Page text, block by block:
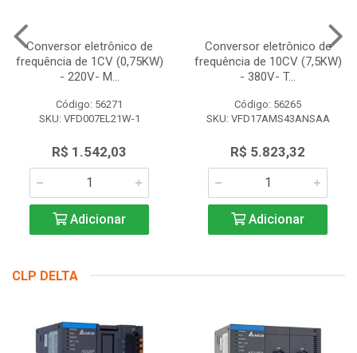
Conversor eletrônico de
frequência de 1CV (0,75KW)
- 220V- M...
Código: 56271
SKU: VFD007EL21W-1
R$ 1.542,03
Adicionar
Conversor eletrônico de
frequência de 10CV (7,5KW)
- 380V- T...
Código: 56265
SKU: VFD17AMS43ANSAA
R$ 5.823,32
Adicionar
CLP DELTA